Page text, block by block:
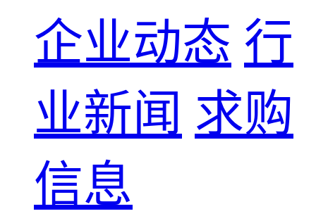
企业动态 行
业新闻 求购
信息